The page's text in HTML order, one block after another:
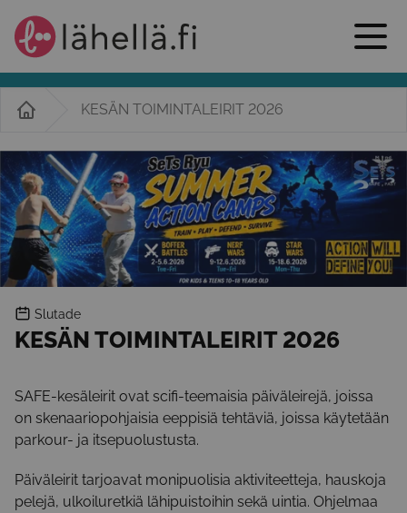
KESÄN TOIMINTALEIRIT 2026
Slutade
KESÄN TOIMINTALEIRIT 2026
SAFE-kesäleirit ovat scifi-teemaisia päiväleirejä, joissa
on skenaariopohjaisia eeppisiä tehtäviä, joissa käytetään
parkour- ja itsepuolustusta.
Päiväleirit tarjoavat monipuolisia aktiviteetteja, hauskoja
pelejä, ulkoiluretkiä lähipuistoihin sekä uintia. Ohjelmaa